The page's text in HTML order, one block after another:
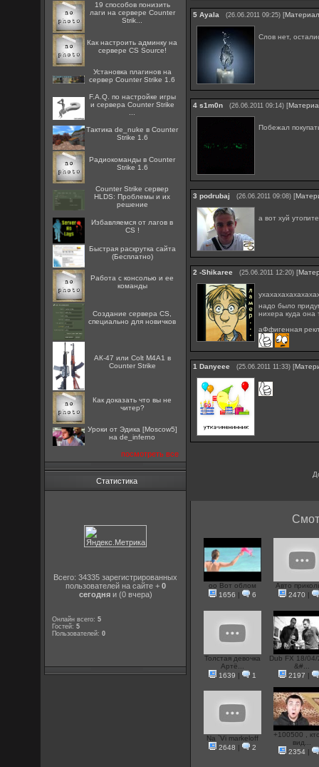
19 способов понизить
лаги на сервере Counter
Strik...
Как настроить админку на
сервере CS Source!
Установка плагинов на
сервер Counter Strike 1.6
F.A.Q. по настройке игры
и сервера Counter Strike
Тактика de_nuke в Counter
Strike 1.6
Радиокоманды в Counter
Strike 1.6
Counter Strike сервер
HLDS: Проблемы и их
решение
Избавляемся от лагов в
CS !
Быстрая раскрутка сайта
(Бесплатно)
Работа с консолью и ее
команды
Создание сервера CS,
специально для новичков
АК-47 или Colt M4A1 в
Counter Strike
Как доказать что вы не
читер?
Уроки от Эдика [Moscow5]
на de_inferno
посмотреть все
Статистика
Всего: 34335 зарегистрированных
пользователей на сайте + 0
сегодняи (0 вчера)
Онлайн всего:5
Гостей:5
Пользователей:0
5 Ayala (26.06.2011 09:25) [
Слов нет,
4 s1m0n (26.06.2011 09:14) [
Побежал
3 podrubaj (26.06.2011 09:08) [
а вот хуй
2 -Shikaree (25.06.2011 12:20) [
надо было
нихера куда она
аФфигенная
1 Danyeee (25.06.2011 11:33) [
oo Вот облом
1656 | 6
Авто
2470 |
Толстая девочка
Артё...
1639 | 1
Dub FX 18/
&#...
2197 |
Na `Vi markeloff
2648 | 2
+100500 ,
вид...
2354|